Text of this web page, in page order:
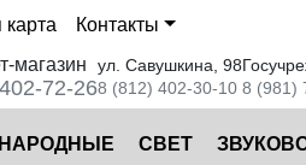
карта
Контакты
магазин
72-26
ул. Савушкина, 98
8 (812) 402-30-10 8 (981)
CВЕТ